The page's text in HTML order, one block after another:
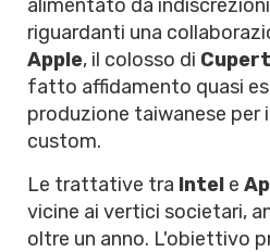
alimentato da
riguardanti una
Apple, il colosso di
fatto affidamento quasi
produzione taiwanese
custom.
Le trattative tra Intel e
vicine ai vertici societari,
oltre un anno. L'obiettivo